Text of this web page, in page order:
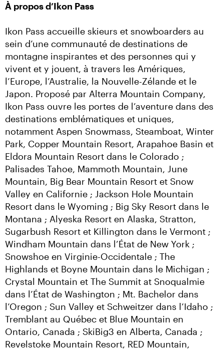
À propos d’Ikon Pass
Ikon Pass accueille skieurs et snowboarders au
sein d’une communauté de destinations de
montagne inspirantes et des personnes qui y
vivent et y jouent, à travers les Amériques,
l’Europe, l’Australie, la Nouvelle-Zélande et le
Japon. Proposé par Alterra Mountain Company,
Ikon Pass ouvre les portes de l’aventure dans des
destinations emblématiques et uniques,
notamment Aspen Snowmass, Steamboat, Winter
Park, Copper Mountain Resort, Arapahoe Basin et
Eldora Mountain Resort dans le Colorado ;
Palisades Tahoe, Mammoth Mountain, June
Mountain, Big Bear Mountain Resort et Snow
Valley en Californie ; Jackson Hole Mountain
Resort dans le Wyoming ; Big Sky Resort dans le
Montana ; Alyeska Resort en Alaska, Stratton,
Sugarbush Resort et Killington dans le Vermont ;
Windham Mountain dans l’État de New York ;
Snowshoe en Virginie-Occidentale ; The
Highlands et Boyne Mountain dans le Michigan ;
Crystal Mountain et The Summit at Snoqualmie
dans l’État de Washington ; Mt. Bachelor dans
l’Oregon ; Sun Valley et Schweitzer dans l’Idaho ;
Tremblant au Québec et Blue Mountain en
Ontario, Canada ; SkiBig3 en Alberta, Canada ;
Revelstoke Mountain Resort, RED Mountain,